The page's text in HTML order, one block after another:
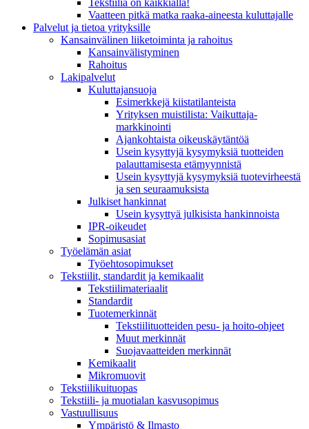
Tekstiiliä on kaikkialla!
Vaatteen pitkä matka raaka-aineesta kuluttajalle
Palvelut ja tietoa yrityksille
Kansainvälinen liiketoiminta ja rahoitus
Kansain­välistyminen
Rahoitus
Lakipalvelut
Kuluttajansuoja
Esimerkkejä kiistatilanteista
Yrityksen muistilista: Vaikuttaja­
markkinointi
Ajankohtaista oikeuskäytäntöä
Usein kysyttyjä kysymyksiä tuotteiden
palauttamisesta etämyynnistä
Usein kysyttyjä kysymyksiä tuotevirheestä
ja sen seuraamuksista
Julkiset hankinnat
Usein kysyttyä julkisista hankinnoista
IPR-oikeudet
Sopimusasiat
Työelämän asiat
Työehto­sopimukset
Tekstiilit, standardit ja kemikaalit
Tekstiilimateriaalit
Standardit
Tuotemerkinnät
Tekstiilituotteiden pesu- ja hoito-ohjeet
Muut merkinnät
Suojavaatteiden merkinnät
Kemikaalit
Mikromuovit
Tekstiilikuitu­opas
Tekstiili- ja muotialan kasvusopimus
Vastuullisuus
Ympäristö & Ilmasto